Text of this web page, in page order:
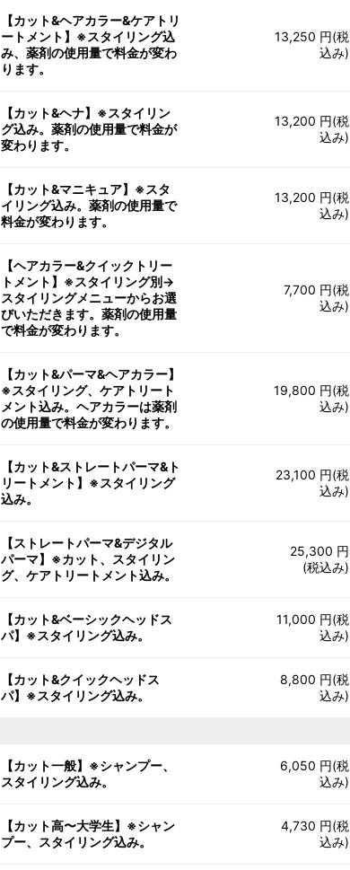
【カット&ヘアカラー&ケアトリ
ートメント】※スタイリング込
み、薬剤の使用量で料金が変わ
ります。
13,250 円(税
込み)
【カット&ヘナ】※スタイリン
グ込み。薬剤の使用量で料金が
変わります。
13,200 円(税
込み)
【カット&マニキュア】※スタ
イリング込み。薬剤の使用量で
料金が変わります。
13,200 円(税
込み)
【ヘアカラー&クイックトリー
トメント】※スタイリング別→
スタイリングメニューからお選
びいただきます。薬剤の使用量
で料金が変わります。
7,700 円(税
込み)
【カット&パーマ&ヘアカラー】
※スタイリング、ケアトリート
メント込み。ヘアカラーは薬剤
の使用量で料金が変わります。
19,800 円(税
込み)
【カット&ストレートパーマ&ト
リートメント】※スタイリング
込み。
23,100 円(税
込み)
【ストレートパーマ&デジタル
パーマ】※カット、スタイリン
グ、ケアトリートメント込み。
25,300 円
(税込み)
【カット&ベーシックヘッドス
パ】※スタイリング込み。
11,000 円(税
込み)
【カット&クイックヘッドス
パ】※スタイリング込み。
8,800 円(税
込み)
【カット一般】※シャンプー、
スタイリング込み。
6,050 円(税
込み)
【カット高〜大学生】※シャン
プー、スタイリング込み。
4,730 円(税
込み)